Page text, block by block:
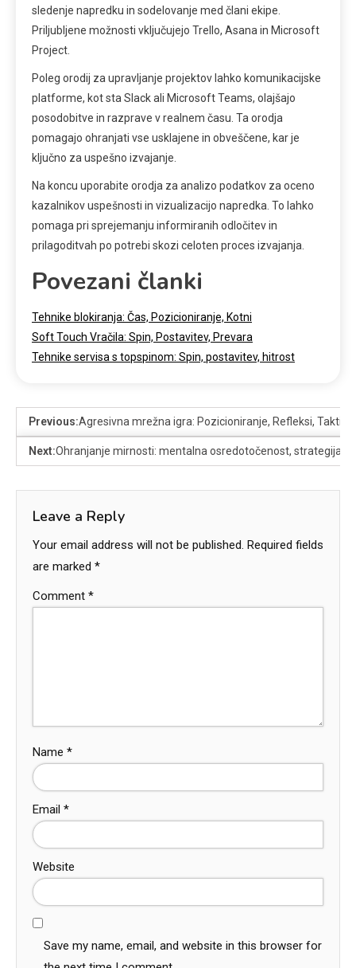
sledenje napredku in sodelovanje med člani ekipe.
Priljubljene možnosti vključujejo Trello, Asana in Microsoft
Project.
Poleg orodij za upravljanje projektov lahko komunikacijske
platforme, kot sta Slack ali Microsoft Teams, olajšajo
posodobitve in razprave v realnem času. Ta orodja
pomagajo ohranjati vse usklajene in obveščene, kar je
ključno za uspešno izvajanje.
Na koncu uporabite orodja za analizo podatkov za oceno
kazalnikov uspešnosti in vizualizacijo napredka. To lahko
pomaga pri sprejemanju informiranih odločitev in
prilagoditvah po potrebi skozi celoten proces izvajanja.
Povezani članki
Tehnike blokiranja: Čas, Pozicioniranje, Kotni
Soft Touch Vračila: Spin, Postavitev, Prevara
Tehnike servisa s topspinom: Spin, postavitev, hitrost
Previous:Agresivna mrežna igra: Pozicioniranje, Refleksi, Taktike
Next:Ohranjanje mirnosti: mentalna osredotočenost, strategija,
Leave a Reply
Your email address will not be published. Required fields
are marked *
Comment *
Name *
Email *
Website
Save my name, email, and website in this browser for